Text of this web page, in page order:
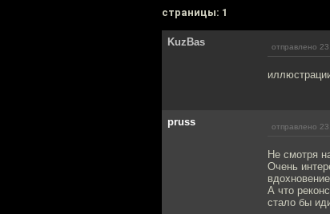
cтраницы: 1
KuzBas отправлено
pruss отправлено
Не смотря
Очень
А что
стало бы